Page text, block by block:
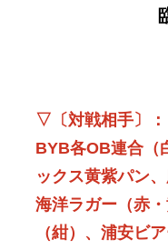
▽〔対戦相手〕
BYB各OB連合（
ックス黄紫パン
海洋ラガー（赤
（紺）、浦安ビ